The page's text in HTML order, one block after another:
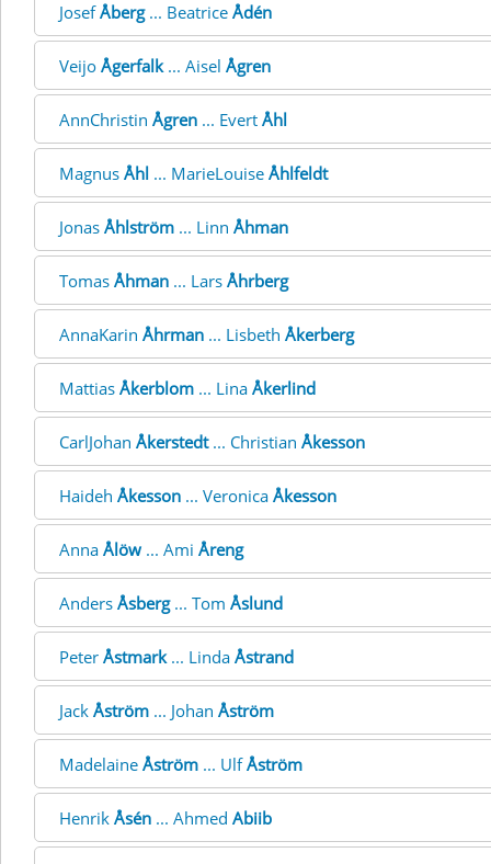
JosefÅberg... Beatrice Ådén
Veijo Ågerfalk... Aisel Ågren
AnnChristin Ågren ... Evert Åhl
Magnus Åhl ... MarieLouise Åhlfeldt
Jonas Åhlström ... Linn Åhman
Tomas Åhman ... Lars Åhrberg
AnnaKarin Åhrman ... Lisbeth Åkerberg
Mattias Åkerblom ... Lina Åkerlind
CarlJohan Åkerstedt... Christian Åkesson
Haideh Åkesson ... Veronica Åkesson
Anna Ålöw ... Ami Åreng
Anders Åsberg... Tom Åslund
Peter Åstmark... Linda Åstrand
Jack Åström ... Johan Åström
Madelaine Åström ... UlfÅström
Henrik Åsén ... Ahmed Abiib